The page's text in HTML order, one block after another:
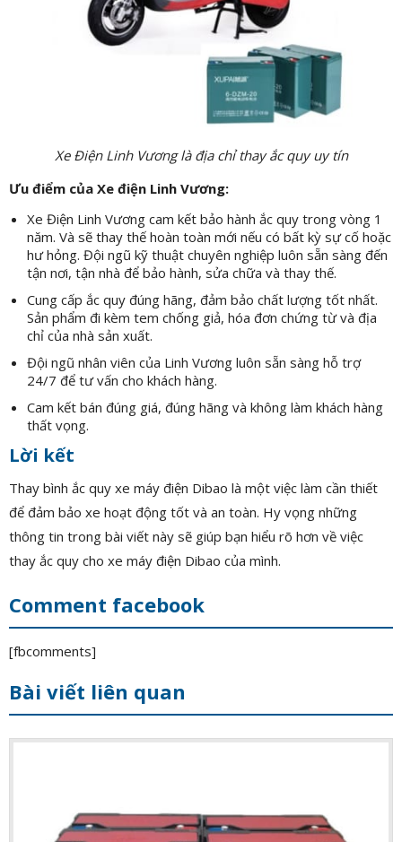
Xe Điện Linh Vương là địa chỉ thay ắc quy uy tín
Ưu điểm của Xe điện Linh Vương:
Xe Điện Linh Vương cam kết bảo hành ắc quy trong vòng 1
năm. Và sẽ thay thế hoàn toàn mới nếu có bất kỳ sự cố hoặc
hư hỏng. Đội ngũ kỹ thuật chuyên nghiệp luôn sẵn sàng đến
tận nơi, tận nhà để bảo hành, sửa chữa và thay thế.
Cung cấp ắc quy đúng hãng, đảm bảo chất lượng tốt nhất.
Sản phẩm đi kèm tem chống giả, hóa đơn chứng từ và địa
chỉ của nhà sản xuất.
Đội ngũ nhân viên của Linh Vương luôn sẵn sàng hỗ trợ
24/7 để tư vấn cho khách hàng.
Cam kết bán đúng giá, đúng hãng và không làm khách hàng
thất vọng.
Lời kết
Thay bình ắc quy xe máy điện Dibao là một việc làm cần thiết
để đảm bảo xe hoạt động tốt và an toàn. Hy vọng những
thông tin trong bài viết này sẽ giúp bạn hiểu rõ hơn về việc
thay ắc quy cho xe máy điện Dibao của mình.
Comment facebook
[fbcomments]
Bài viết liên quan